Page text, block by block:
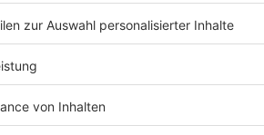
diesen frei von organischem Material zu
dem gesamten Dachrand als Trennung
trockenen Phasen etwas besser mit
der Aufbau um eine weitere
Dränelementen erweiterbar. Diese
ihrer Form an Eierkartons. Setzt man